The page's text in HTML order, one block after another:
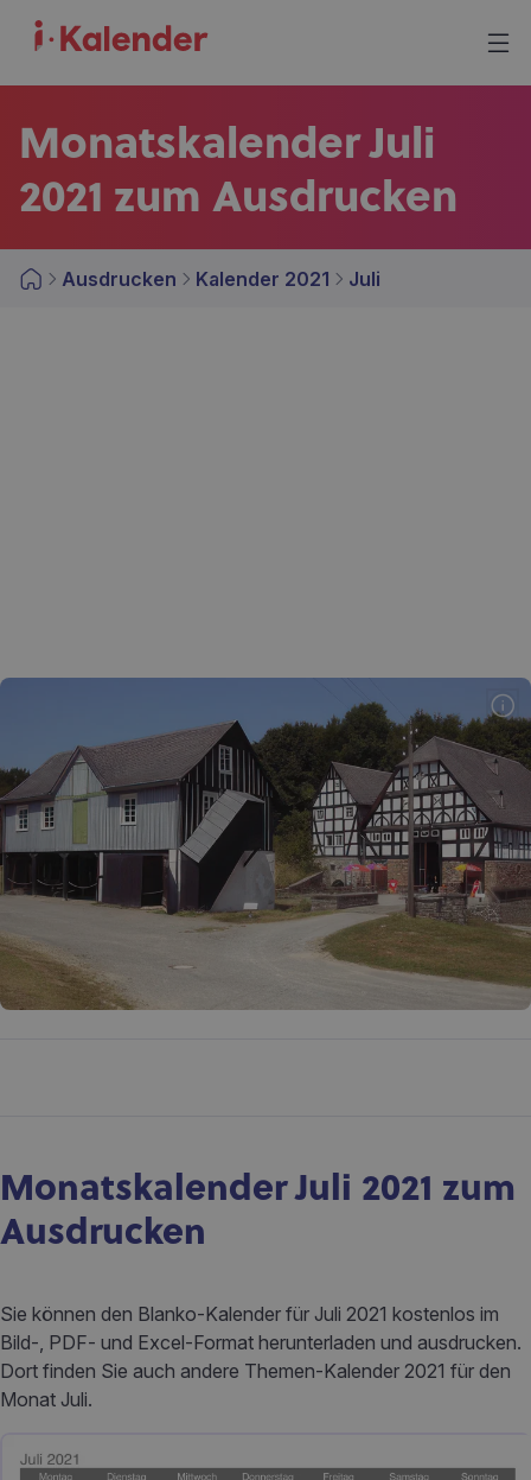
Monatskalender Juli
2021 zum Ausdrucken
Ausdrucken Kalender 2021 Juli
Monatskalender Juli 2021 zum
Ausdrucken
Sie können den Blanko-Kalender für Juli 2021 kostenlos im
Bild-, PDF- und Excel-Format herunterladen und ausdrucken.
Dort finden Sie auch andere Themen-Kalender 2021 für den
Monat Juli.